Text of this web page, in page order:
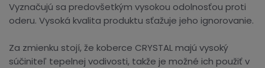
Vyznačujú sa predovšetkým vysokou odolnosťou proti
oderu. Vysoká kvalita produktu sťažuje jeho ignorovanie.
Za zmienku stojí, že koberce CRYSTAL majú vysoký
súčiniteľ tepelnej vodivosti, takže je možné ich použiť v